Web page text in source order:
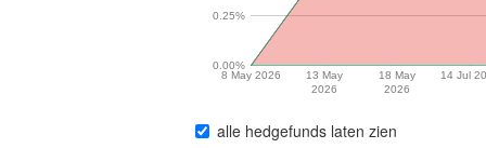
8 May 2026
13 May
2026
18 May
2026
14 Jul
0.00%
0.25%
alle hedgefunds laten zien